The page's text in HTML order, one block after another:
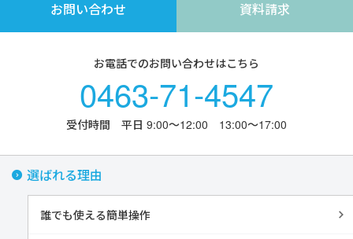
お問い合わせ 資料請求
お電話でのお問い合わせはこちら
0463-71-4547
受付時間 平日 9:00〜12:00 13:00〜17:00
選ばれる理由
誰でも使える簡単操作